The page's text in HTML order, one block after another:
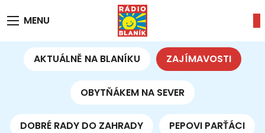
MENU
AKTUÁLNĚ NA BLANÍKU ZAJÍMAVOSTI
OBYTŇÁKEM NA SEVER
DOBRÉ RADY DO ZAHRADY PEPOVI PARŤÁCI